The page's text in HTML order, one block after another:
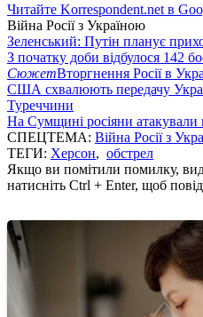
Читайте Korrespondent.net в
Війна Росії з Україною
Зеленський: Путін планує
З початку доби відбулося 142
СюжетВторгнення Росії в
США схвалюють передачу
Туреччини
На Сумщині росіяни атакували
СПЕЦТЕМА: Війна Росії з
ТЕГИ: Херсон, обстрел
Якщо ви помітили помилку,
натисніть Ctrl + Enter, щоб